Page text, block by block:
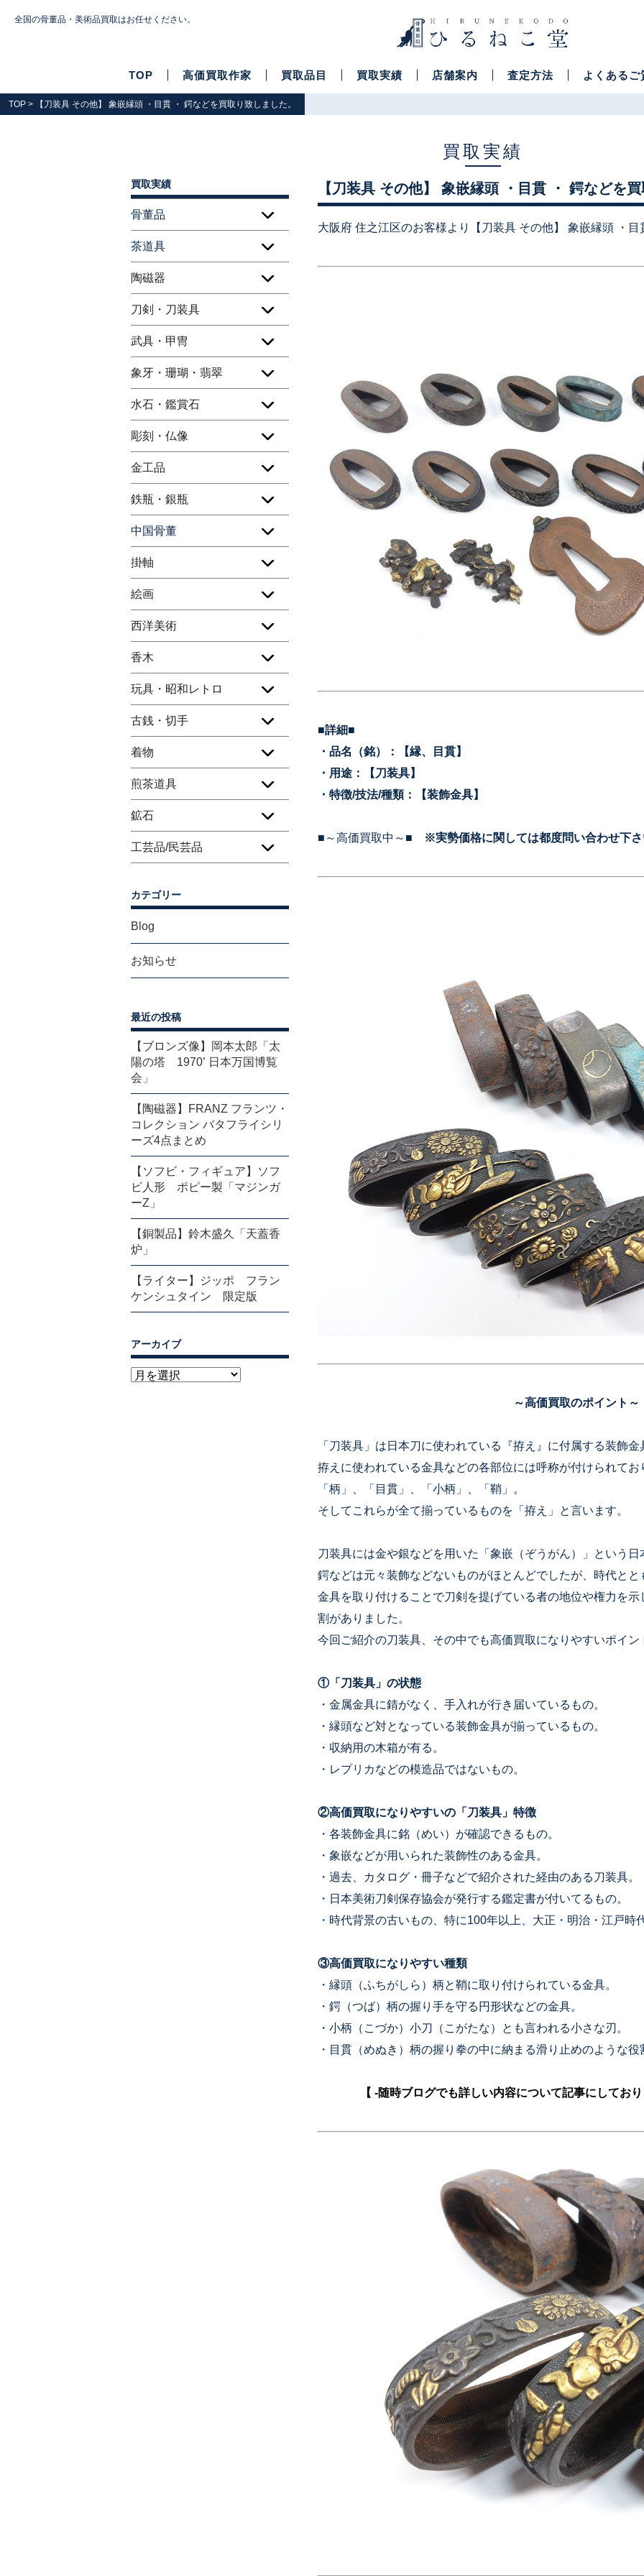
全国の骨董品・美術品買取はお任せください。
TOP 高価買取作家 買取品目 買取実績 店舗案内 査定方法 よくあるご
TOP > 【刀装具 その他】 象嵌縁頭 ・目貫 ・ 鍔などを買取り致しました。
買取実績
【刀装具 その他】 象嵌縁頭 ・目貫 ・ 鍔などを
大阪府 住之江区のお客様より【刀装具 その他】 象嵌縁頭 ・
■詳細■
・品名（銘）：【縁、目貫】
・用途：【刀装具】
・特徴/技法/種類：【装飾金具】
■～高価買取中～■ ※実勢価格に関しては都度問い合わせ下
～高価買取のポイント～
「刀装具」は日本刀に使われている『拵え』に付属する装飾
拵えに使われている金具などの各部位には呼称が付けられて
「柄」、「目貫」、「小柄」、「鞘」。
そしてこれらが全て揃っているものを「拵え」と言います。
刀装具には金や銀などを用いた「象嵌（ぞうがん）」という
鍔などは元々装飾などないものがほとんどでしたが、時代と
金具を取り付けることで刀剣を提げている者の地位や権力を
割がありました。
今回ご紹介の刀装具、その中でも高価買取になりやすいポイ
①「刀装具」の状態
・金属金具に錆がなく、手入れが行き届いているもの。
・縁頭など対となっている装飾金具が揃っているもの。
・収納用の木箱が有る。
・レプリカなどの模造品ではないもの。
②高価買取になりやすいの「刀装具」特徴
・各装飾金具に銘（めい）が確認できるもの。
・象嵌などが用いられた装飾性のある金具。
・過去、カタログ・冊子などで紹介された経由のある刀装具。
・日本美術刀剣保存協会が発行する鑑定書が付いてるもの。
・時代背景の古いもの、特に100年以上、大正・明治・江戸時
③高価買取になりやすい種類
・縁頭（ふちがしら）柄と鞘に取り付けられている金具。
・鍔（つば）柄の握り手を守る円形状などの金具。
・小柄（こづか）小刀（こがたな）とも言われる小さな刃。
・目貫（めぬき）柄の握り拳の中に納まる滑り止めのような
【 -随時ブログでも詳しい内容について記事にしてお
買取実績
骨董品
茶道具
陶磁器
刀剣・刀装具
武具・甲冑
象牙・珊瑚・翡翠
水石・鑑賞石
彫刻・仏像
金工品
鉄瓶・銀瓶
中国骨董
掛軸
絵画
西洋美術
香木
玩具・昭和レトロ
古銭・切手
着物
煎茶道具
鉱石
工芸品/民芸品
カテゴリー
Blog
お知らせ
最近の投稿
【ブロンズ像】岡本太郎「太
陽の塔 1970’ 日本万国博覧
会」
【陶磁器】FRANZ フランツ・
コレクション バタフライシリ
ーズ4点まとめ
【ソフビ・フィギュア】ソフ
ビ人形 ポピー製「マジンガ
ーZ」
【銅製品】鈴木盛久「天蓋香
炉」
【ライター】ジッポ フラン
ケンシュタイン 限定版
アーカイブ